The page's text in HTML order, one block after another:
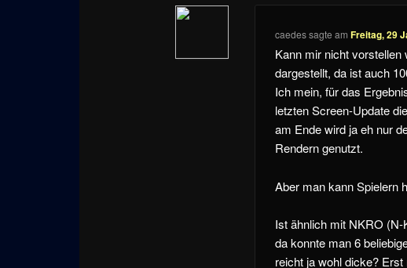
caedessagte am Freitag, 29
Kann mir nicht
dargestellt, da ist auch
Ich mein, für das
letzten Screen-Update
am Ende wird ja eh nur
Rendern genutzt.
Aber man kann Spielern
Ist ähnlich mit NKRO
da konnte man 6
reicht ja wohl dicke?